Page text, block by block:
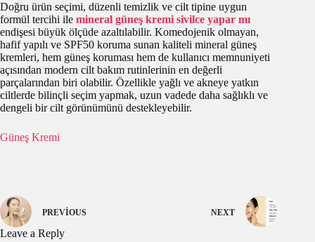
Doğru ürün seçimi, düzenli temizlik ve cilt tipine uygun
formül tercihi ile mineral güneş kremi sivilce yapar mı
endişesi büyük ölçüde azaltılabilir. Komedojenik olmayan,
hafif yapılı ve SPF50 koruma sunan kaliteli mineral güneş
kremleri, hem güneş koruması hem de kullanıcı memnuniyeti
açısından modern cilt bakım rutinlerinin en değerli
parçalarından biri olabilir. Özellikle yağlı ve akneye yatkın
ciltlerde bilinçli seçim yapmak, uzun vadede daha sağlıklı ve
dengeli bir cilt görünümünü destekleyebilir.
Güneş Kremi
PREVIOUS NEXT
Leave a Reply